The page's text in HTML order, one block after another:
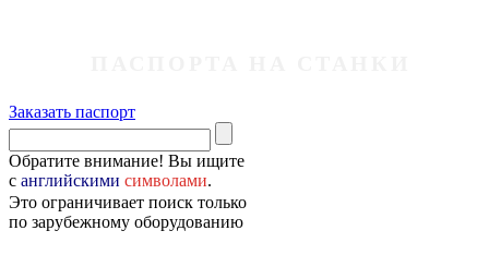
Заказать паспорт
Обратите внимание! Вы ищите
с английскими символами.
Это ограничивает поиск только
по зарубежному оборудованию